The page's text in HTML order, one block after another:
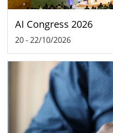
AI Congress 2026
20-22/10/2026